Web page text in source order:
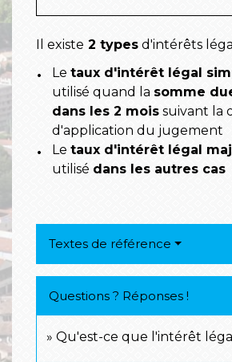
Il existe 2 types d'intérêts
Le taux d'intérêt légal
utilisé quand la somme
dans les 2 mois suivant la
d'application du jugement
Le taux d'intérêt légal
utilisé dans les autres cas
Textes de référence
Questions ? Réponses !
Qu'est-ce que l'intérêt